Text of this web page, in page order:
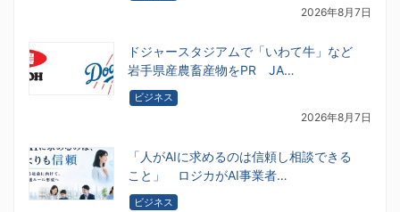
2026年8月7日
ドジャースタジアムで「いわて牛」など
岩手県産農畜産物をPR JA…
ビジネス
2026年8月7日
「人がAIに求めるのは信頼し相談できる
こと」 ロジカがAI事業者…
ビジネス